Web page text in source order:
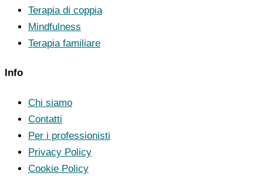
Terapia di coppia
Mindfulness
Terapia familiare
Info
Chi siamo
Contatti
Per i professionisti
Privacy Policy
Cookie Policy